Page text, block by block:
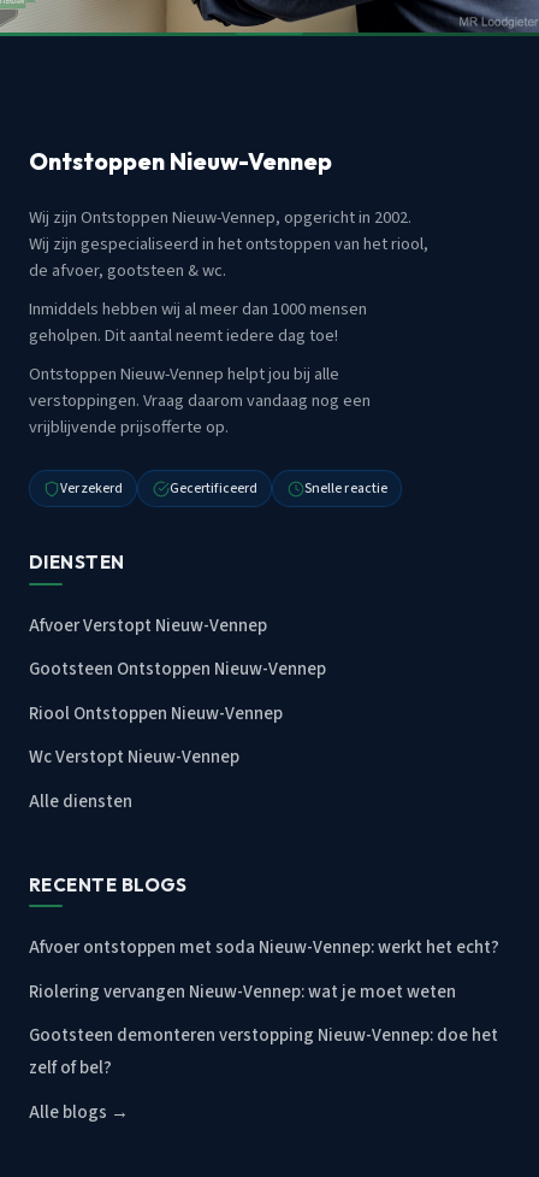
Ontstoppen Nieuw-Vennep
Wij zijn Ontstoppen Nieuw-Vennep, opgericht in 2002.
Wij zijn gespecialiseerd in het ontstoppen van het riool,
de afvoer, gootsteen & wc.
Inmiddels hebben wij al meer dan 1000 mensen
geholpen. Dit aantal neemt iedere dag toe!
Ontstoppen Nieuw-Vennep helpt jou bij alle
verstoppingen. Vraag daarom vandaag nog een
vrijblijvende prijsofferte op.
Verzekerd Gecertificeerd Snelle reactie
DIENSTEN
Afvoer Verstopt Nieuw-Vennep
Gootsteen Ontstoppen Nieuw-Vennep
Riool Ontstoppen Nieuw-Vennep
Wc Verstopt Nieuw-Vennep
Alle diensten
RECENTE BLOGS
Afvoer ontstoppen met soda Nieuw-Vennep: werkt het echt?
Riolering vervangen Nieuw-Vennep: wat je moet weten
Gootsteen demonteren verstopping Nieuw-Vennep: doe het
zelf of bel?
Alle blogs →